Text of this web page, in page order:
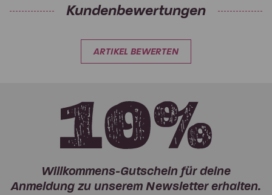
Kundenbewertungen
ARTIKEL BEWERTEN
Willkommens-Gutschein für deine
Anmeldung zu unserem Newsletter erhalten.